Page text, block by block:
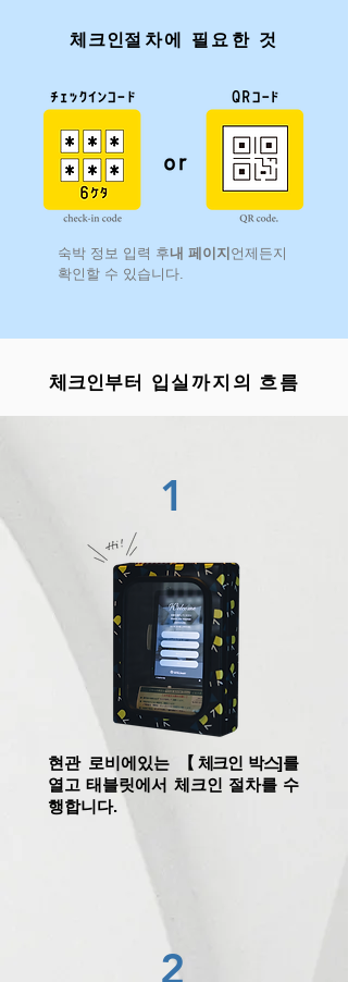
​체크인절차에 필요한 것
​숙박 정보 입력 후내 페이지 언제든지
확인할 수 있습니다.
​체크인부터 입실까지의 흐름
현관 로비에있는 【 체크인 박스]를
열고 태블릿에서 체크인 절차를 수
행합니다.
1
2